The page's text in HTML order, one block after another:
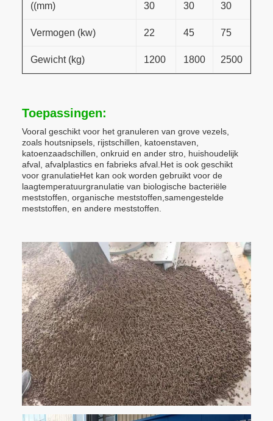
((mm)
30
30
30
Vermogen (kw) 22 45 75
Gewicht (kg) 1200 1800 2500
Toepassingen:
Vooral geschikt voor het granuleren van grove vezels,
zoals houtsnipsels, rijstschillen, katoenstaven,
katoenzaadschillen, onkruid en ander stro, huishoudelijk
afval, afvalplastics en fabrieks afval.Het is ook geschikt
voor granulatieHet kan ook worden gebruikt voor de
laagtemperatuurgranulatie van biologische bacteriële
meststoffen, organische meststoffen,samengestelde
meststoffen, en andere meststoffen.